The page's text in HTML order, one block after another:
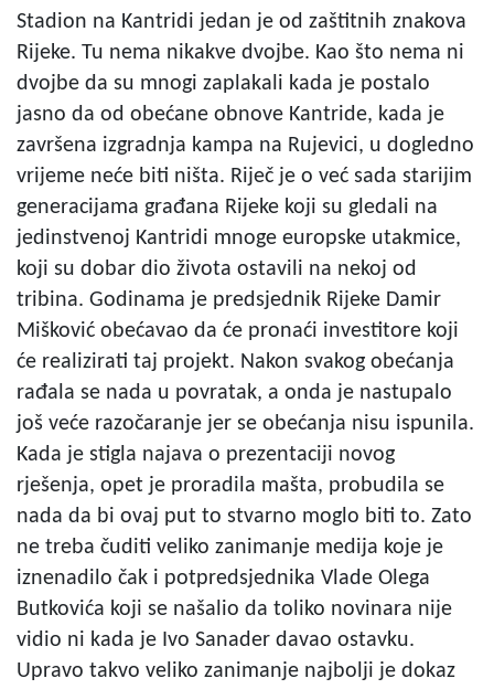
Stadion na Kantridi jedan je od zaštitnih znakova
Rijeke. Tu nema nikakve dvojbe. Kao što nema ni
dvojbe da su mnogi zaplakali kada je postalo
jasno da od obećane obnove Kantride, kada je
završena izgradnja kampa na Rujevici, u dogledno
vrijeme neće biti ništa. Riječ je o već sada starijim
generacijama građana Rijeke koji su gledali na
jedinstvenoj Kantridi mnoge europske utakmice,
koji su dobar dio života ostavili na nekoj od
tribina. Godinama je predsjednik Rijeke Damir
Mišković obećavao da će pronaći investitore koji
će realizirati taj projekt. Nakon svakog obećanja
rađala se nada u povratak, a onda je nastupalo
još veće razočaranje jer se obećanja nisu ispunila.
Kada je stigla najava o prezentaciji novog
rješenja, opet je proradila mašta, probudila se
nada da bi ovaj put to stvarno moglo biti to. Zato
ne treba čuditi veliko zanimanje medija koje je
iznenadilo čak i potpredsjednika Vlade Olega
Butkovića koji se našalio da toliko novinara nije
vidio ni kada je Ivo Sanader davao ostavku.
Upravo takvo veliko zanimanje najbolji je dokaz